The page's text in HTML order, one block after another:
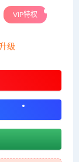
VIP特权
级